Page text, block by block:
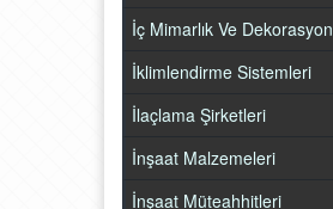
İç Mimarlık Ve Dekorasyon
İklimlendirme Sistemleri
İlaçlama Şirketleri
İnşaat Malzemeleri
İnşaat Müteahhitleri